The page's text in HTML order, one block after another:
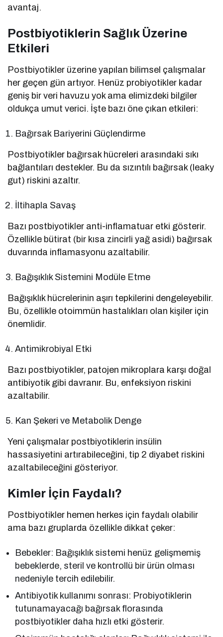
avantaj.
Postbiyotiklerin Sağlık Üzerine
Etkileri
Postbiyotikler üzerine yapılan bilimsel çalışmalar
her geçen gün artıyor. Henüz probiyotikler kadar
geniş bir veri havuzu yok ama elimizdeki bilgiler
oldukça umut verici. İşte bazı öne çıkan etkileri:
Bağırsak Bariyerini Güçlendirme
Postbiyotikler bağırsak hücreleri arasındaki sıkı
bağlantıları destekler. Bu da sızıntılı bağırsak (leaky
gut) riskini azaltır.
İltihapla Savaş
Bazı postbiyotikler anti-inflamatuar etki gösterir.
Özellikle bütirat (bir kısa zincirli yağ asidi) bağırsak
duvarında inflamasyonu azaltabilir.
Bağışıklık Sistemini Modüle Etme
Bağışıklık hücrelerinin aşırı tepkilerini dengeleyebilir.
Bu, özellikle otoimmün hastalıkları olan kişiler için
önemlidir.
Antimikrobiyal Etki
Bazı postbiyotikler, patojen mikroplara karşı doğal
antibiyotik gibi davranır. Bu, enfeksiyon riskini
azaltabilir.
Kan Şekeri ve Metabolik Denge
Yeni çalışmalar postbiyotiklerin insülin
hassasiyetini artırabileceğini, tip 2 diyabet riskini
azaltabileceğini gösteriyor.
Kimler İçin Faydalı?
Postbiyotikler hemen herkes için faydalı olabilir
ama bazı gruplarda özellikle dikkat çeker:
Bebekler: Bağışıklık sistemi henüz gelişmemiş
bebeklerde, steril ve kontrollü bir ürün olması
nedeniyle tercih edilebilir.
Antibiyotik kullanımı sonrası: Probiyotiklerin
tutunamayacağı bağırsak florasında
postbiyotikler daha hızlı etki gösterir.